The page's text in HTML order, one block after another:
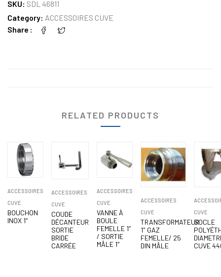
SKU: SDL 46811
Category: ACCESSOIRES CUVE
Share
RELATED PRODUCTS
ACCESSOIRES
CUVE
BOUCHON
INOX 1″
ACCESSOIRES
CUVE
COUDE
DÉCANTEUR
SORTIE
BRIDE
CARRÉE
ACCESSOIRES
CUVE
VANNE À
BOULE
FEMELLE 1″
/ SORTIE
MÂLE 1″
ACCESSOIRES
CUVE
TRANSFORMATEUR
1″ GAZ
FEMELLE/ 25
DIN MÂLE
CUVE
SOCLE
CUVE